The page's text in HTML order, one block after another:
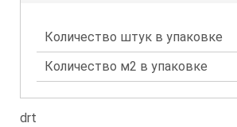
Количество штук в упаковке
Количество м2 в упаковке
drt